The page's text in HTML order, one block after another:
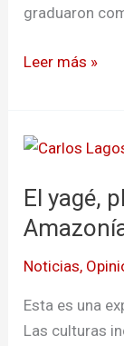
graduaron
Leer más »
El yagé,
Noticias,
Esta es una
Las culturas
El
planta
sagrada
la
Amazonía